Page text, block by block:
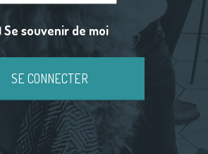
Se souvenir de moi